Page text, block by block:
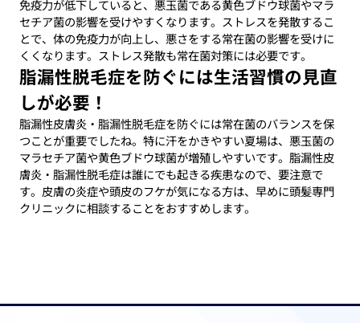
免疫力が低下していると、悪玉菌である黄色ブドウ球菌やマラ
セチア菌の影響を受けやすくなります。ストレスを発散するこ
とで、体の免疫力が向上し、悪さをする常在菌の影響を受けに
くくなります。ストレス発散も常在菌対策には必要です。
脂漏性脱毛症を防ぐには生活習慣の見直
しが必要！
脂漏性皮膚炎・脂漏性脱毛症を防ぐには常在菌のバランスを保
つことが重要でしたね。特に汗をかきやすい夏場は、悪玉菌の
マラセチア菌や黄色ブドウ球菌が増殖しやすいです。脂漏性皮
膚炎・脂漏性脱毛症は誰にでも起きる疾患なので、要注意で
す。皮膚の炎症や頭皮のフケが気になる方は、早めに頭髪専門
クリニックに相談することをおすすめします。